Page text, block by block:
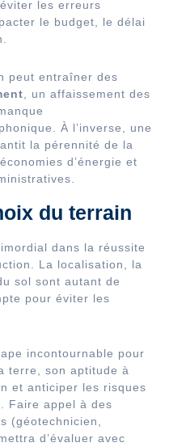
les erreurs
le budget, le délai
peut entraîner des
, un affaissement des
À l’inverse, une
la pérennité de la
d’énergie et
du terrain
dans la réussite
La localisation, la
sol sont autant de
pour éviter les
incontournable pour
terre, son aptitude à
et anticiper les risques
Faire appel à des
(géotechnicien,
d’évaluer avec